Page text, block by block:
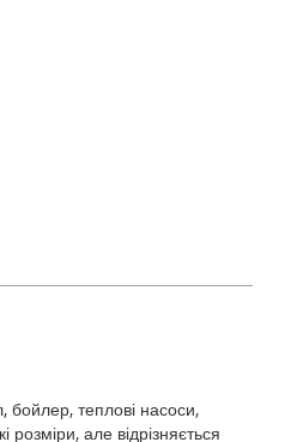
бойлер, теплові насоси,
але відрізняється